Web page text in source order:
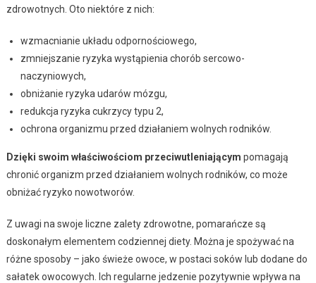
zdrowotnych. Oto niektóre z nich:
wzmacnianie układu odpornościowego,
zmniejszanie ryzyka wystąpienia chorób sercowo-
naczyniowych,
obniżanie ryzyka udarów mózgu,
redukcja ryzyka cukrzycy typu 2,
ochrona organizmu przed działaniem wolnych rodników.
Dzięki swoim właściwościom przeciwutleniającym pomagają
chronić organizm przed działaniem wolnych rodników, co może
obniżać ryzyko nowotworów.
Z uwagi na swoje liczne zalety zdrowotne, pomarańcze są
doskonałym elementem codziennej diety. Można je spożywać na
różne sposoby – jako świeże owoce, w postaci soków lub dodane do
sałatek owocowych. Ich regularne jedzenie pozytywnie wpływa na